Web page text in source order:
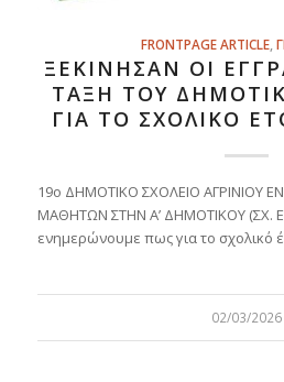
FRONTPAGE ARTICLE ,
ΞΕΚΊΝΗΣΑΝ ΟΙ
ΤΆΞΗ ΤΟΥ
ΓΙΑ ΤΟ ΣΧΟΛΙΚΌ
19ο ΔΗΜΟΤΙΚΟ ΣΧΟΛΕΙΟ ΑΓΡΙΝΙΟΥ
ΜΑΘΗΤΩΝ ΣΤΗΝ Α’ ΔΗΜΟΤΙΚΟΥ (ΣΧ.
ενημερώνουμε πως για το σχολικό
02/03/2026